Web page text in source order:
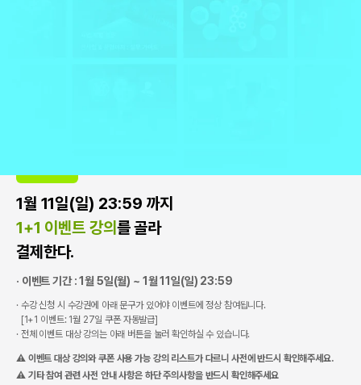
1월 11일(일) 23:59 까지
1+1 이벤트 강의를 골라
결제한다.
· 이벤트 기간 : 1월 5일(월) ~ 1월 11일(일) 23:59
· 수강 신청 시 수강권에 아래 문구가 있어야 이벤트에 정상 참여됩니다.
[1+1 이벤트: 1월 27일 쿠폰 자동발급]
· 전체 이벤트 대상 강의는 아래 버튼을 눌러 확인하실 수 있습니다.
⚠ 이벤트 대상 강의와 쿠폰 사용 가능 강의 리스트가 다르니 사전에 반드시 확인해주세요.
⚠ 기타 참여 관련 사전 안내 사항은 하단 주의사항을 반드시 확인해주세요